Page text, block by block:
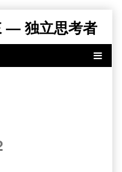
— 独立思考者